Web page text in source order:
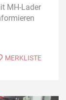
MH-Lader
MERKLISTE